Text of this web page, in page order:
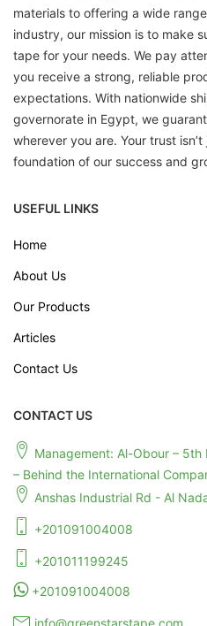
materials to offering a wide
industry, our mission is to make
tape for your needs. We pay
you receive a strong, reliable
expectations. With nationwide
governorate in Egypt, we
wherever you are. Your trust
foundation of our success and
USEFUL LINKS
Home
About Us
Our Products
Articles
Contact Us
CONTACT US
Management: Al-Obour –
– Behind the International
Anshas Industrial Rd - Al
+201091004008
+201011199245
+201091004008
info@greenstarstape.com